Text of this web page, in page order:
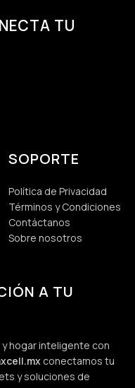
TU
SOPORTE
Política de Privacidad
Términos y Condiciones
Contáctanos
Sobre nosotros
A TU
hogar inteligente con
conectamos tu
y soluciones de